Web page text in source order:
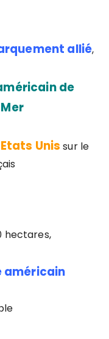
allié,
de
Unis sur le
hectares,
américain